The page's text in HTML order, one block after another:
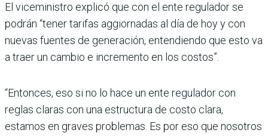
El viceministro explicó que con el ente regulador se
podrán “tener tarifas aggior­nadas al día de hoy y con
nue­vas fuentes de generación, entendiendo que esto va
a traer un cambio e incremento en los costos”.
“Entonces, eso si no lo hace un ente regulador con
reglas claras con una estructura de costo clara,
estamos en gra­ves problemas. Es por eso que nosotros